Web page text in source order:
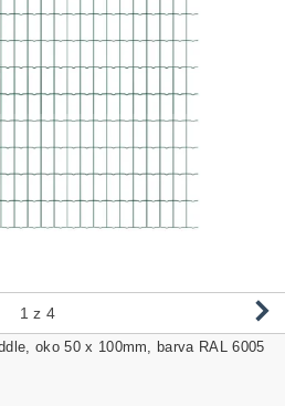
1 z 4
oko 50 x 100mm, barva RAL 6005